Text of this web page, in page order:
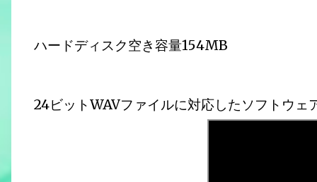
ハードディスク空き容量154MB
24ビットWAVファイルに対応したソフトウェ